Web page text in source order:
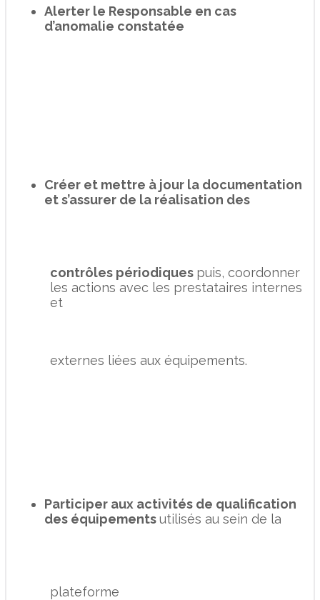
Alerter le Responsable en cas
d’anomalie constatée
Créer et mettre à jour la documentation
et s’assurer de la réalisation des
contrôles périodiques puis, coordonner
les actions avec les prestataires internes
et
externes liées aux équipements.
Participer aux activités de qualification
des équipementsutilisés au sein de la
plateforme